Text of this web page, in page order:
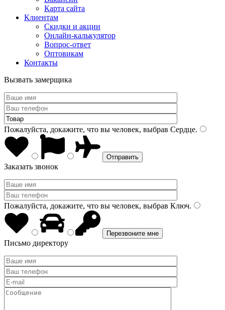
Карта сайта
Клиентам
Скидки и акции
Онлайн-калькулятор
Вопрос-ответ
Оптовикам
Контакты
Вызвать замерщика
Пожалуйста, докажите, что вы человек, выбрав Сердце.
Заказать звонок
Пожалуйста, докажите, что вы человек, выбрав Ключ.
Письмо директору